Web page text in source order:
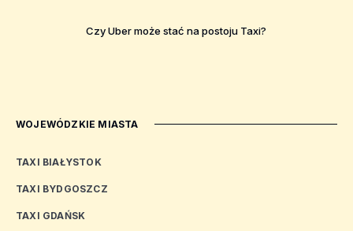
Czy Uber może stać na postoju Taxi?
WOJEWÓDZKIE MIASTA
TAXI BIAŁYSTOK
TAXI BYDGOSZCZ
TAXI GDAŃSK